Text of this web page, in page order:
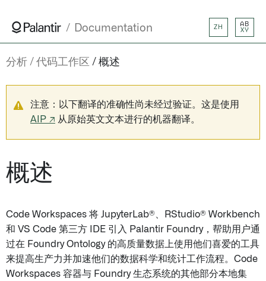
Documentation ZH
AB
XY
分析 代码工作区 概述
注意：以下翻译的准确性尚未经过验证。这是使用
AIP ↗ 从原始英文文本进行的机器翻译。
概述
Code Workspaces 将 JupyterLab®、RStudio® Workbench
和 VS Code 第三方 IDE 引入 Palantir Foundry，帮助用户通
过在 Foundry Ontology 的高质量数据上使用他们喜爱的工具
来提高生产力并加速他们的数据科学和统计工作流程。Code
Workspaces 容器与 Foundry 生态系统的其他部分本地集